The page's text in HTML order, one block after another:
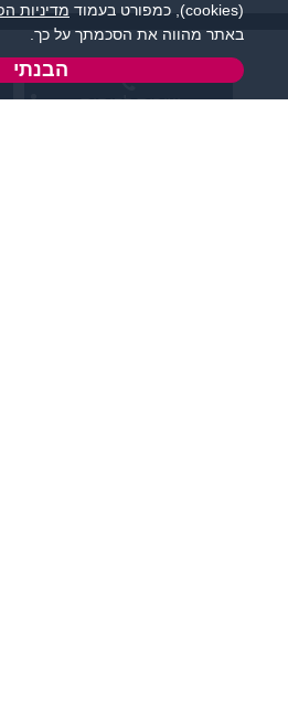
שירות לקוחות:
(cookies), כמפורט בעמוד
מדיניות
באתר מהווה את הסכמתך על כך.
הבנתי